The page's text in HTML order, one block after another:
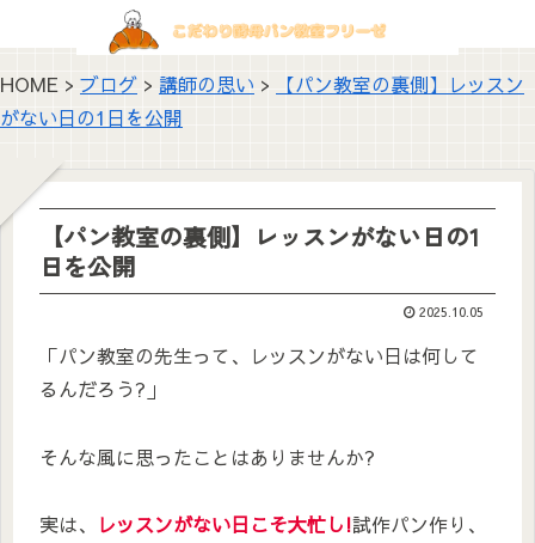
HOME > ブログ > 講師の思い >
【パン教室の裏側】レッスン
がない日の1日を公開
【パン教室の裏側】レッスンがない日の1
日を公開
2025.10.05
「パン教室の先生って、レッスンがない日は何して
るんだろう?」
そんな風に思ったことはありませんか?
実は、 レッスンがない日こそ大忙し!試作パン作り、